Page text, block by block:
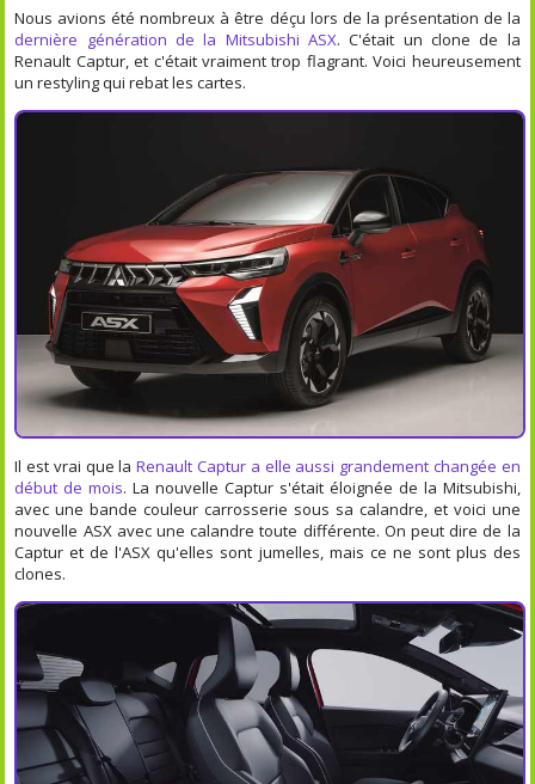
Nous avions été nombreux à être déçu lors de la présentation de la
dernière génération de la Mitsubishi ASX. C'était un clone de la
Renault Captur, et c'était vraiment trop flagrant. Voici heureusement
un restyling qui rebat les cartes.
Il est vrai que laRenault Captur a elle aussi grandement changée en
début de mois. La nouvelle Captur s'était éloignée de la Mitsubishi,
avec une bande couleur carrosserie sous sa calandre, et voici une
nouvelle ASX avec une calandre toute différente. On peut dire de la
Captur et de l'ASX qu'elles sont jumelles, mais ce ne sont plus des
clones.